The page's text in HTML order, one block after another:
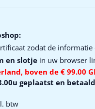
zodat de
en slotje in uw browser
boven de € 99.00
geplaatst en
btw